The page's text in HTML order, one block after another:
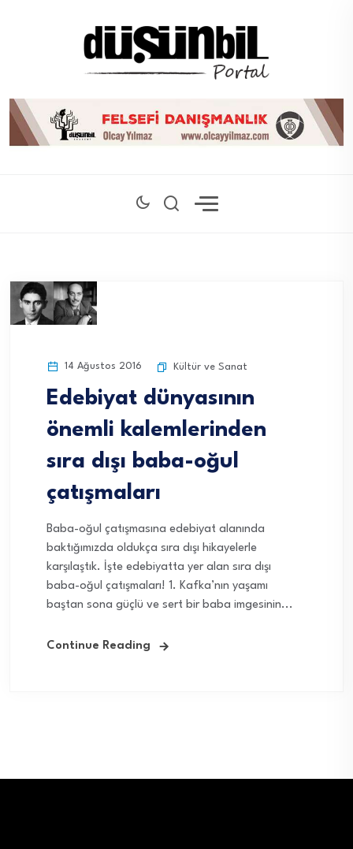
14 Ağustos 2016 Kültür ve Sanat
Edebiyat dünyasının
önemli kalemlerinden
sıra dışı baba-oğul
çatışmaları
Baba-oğul çatışmasına edebiyat alanında
baktığımızda oldukça sıra dışı hikayelerle
karşılaştık. İşte edebiyatta yer alan sıra dışı
baba-oğul çatışmaları! 1. Kafka’nın yaşamı
baştan sona güçlü ve sert bir baba imgesinin...
Continue Reading